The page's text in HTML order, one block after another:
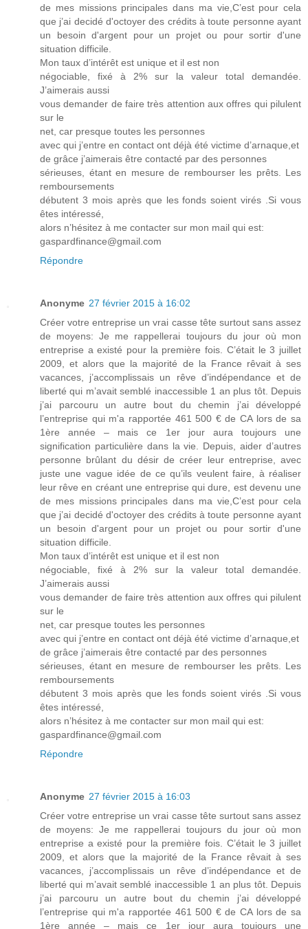
de mes missions principales dans ma vie,C’est pour cela
que j’ai decidé d'octoyer des crédits à toute personne ayant
un besoin d'argent pour un projet ou pour sortir d'une
situation difficile.
Mon taux d’intérêt est unique et il est non
négociable, fixé à 2% sur la valeur total demandée.
J’aimerais aussi
vous demander de faire très attention aux offres qui pilulent
sur le
net, car presque toutes les personnes
avec qui j’entre en contact ont déjà été victime d’arnaque,et
de grâce j’aimerais être contacté par des personnes
sérieuses, étant en mesure de rembourser les prêts. Les
remboursements
débutent 3 mois après que les fonds soient virés .Si vous
êtes intéressé,
alors n’hésitez à me contacter sur mon mail qui est:
gaspardfinance@gmail.com
Répondre
Anonyme 27 février 2015 à 16:02
Créer votre entreprise un vrai casse tête surtout sans assez
de moyens: Je me rappellerai toujours du jour où mon
entreprise a existé pour la première fois. C’était le 3 juillet
2009, et alors que la majorité de la France rêvait à ses
vacances, j’accomplissais un rêve d’indépendance et de
liberté qui m’avait semblé inaccessible 1 an plus tôt. Depuis
j’ai parcouru un autre bout du chemin j’ai développé
l’entreprise qui m'a rapportée 461 500 € de CA lors de sa
1ère année – mais ce 1er jour aura toujours une
signification particulière dans la vie. Depuis, aider d’autres
personne brûlant du désir de créer leur entreprise, avec
juste une vague idée de ce qu’ils veulent faire, à réaliser
leur rêve en créant une entreprise qui dure, est devenu une
de mes missions principales dans ma vie,C’est pour cela
que j’ai decidé d'octoyer des crédits à toute personne ayant
un besoin d'argent pour un projet ou pour sortir d'une
situation difficile.
Mon taux d’intérêt est unique et il est non
négociable, fixé à 2% sur la valeur total demandée.
J’aimerais aussi
vous demander de faire très attention aux offres qui pilulent
sur le
net, car presque toutes les personnes
avec qui j’entre en contact ont déjà été victime d’arnaque,et
de grâce j’aimerais être contacté par des personnes
sérieuses, étant en mesure de rembourser les prêts. Les
remboursements
débutent 3 mois après que les fonds soient virés .Si vous
êtes intéressé,
alors n’hésitez à me contacter sur mon mail qui est:
gaspardfinance@gmail.com
Répondre
Anonyme 27 février 2015 à 16:03
Créer votre entreprise un vrai casse tête surtout sans assez
de moyens: Je me rappellerai toujours du jour où mon
entreprise a existé pour la première fois. C’était le 3 juillet
2009, et alors que la majorité de la France rêvait à ses
vacances, j’accomplissais un rêve d’indépendance et de
liberté qui m’avait semblé inaccessible 1 an plus tôt. Depuis
j’ai parcouru un autre bout du chemin j’ai développé
l’entreprise qui m'a rapportée 461 500 € de CA lors de sa
1ère année – mais ce 1er jour aura toujours une